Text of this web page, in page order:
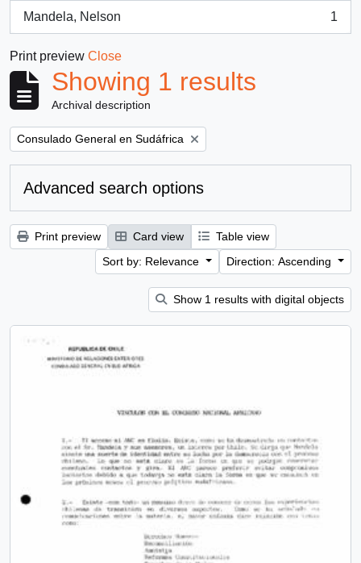
Mandela, Nelson
, 1 results
1
Print preview Close
Showing 1 results
Archival description
Remove filter:
Consulado General en Sudáfrica
Advanced search options
Print preview Card view
Table view
Sort by: Relevance
Direction: Ascending
Show 1 results with digital objects